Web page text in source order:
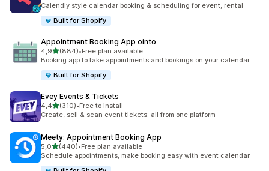
Calendly style calendar booking & scheduling for event, rental
Built for Shopify
Appointment Booking App ointo
4,9z 5 hvězd
(884)
Celkový počet recenzí: 884
•Free plan available
Booking app to take appointments and bookings on your calendar
Built for Shopify
Evey Events & Tickets
4,4z 5 hvězd
(310)
Celkový počet recenzí: 310
•Free to install
Create, sell & scan event tickets: all from one platform
Meety: Appointment Booking App
5,0z 5 hvězd
(440)
Celkový počet recenzí: 440
•Free plan available
Schedule appointments, make booking easy with event calendar